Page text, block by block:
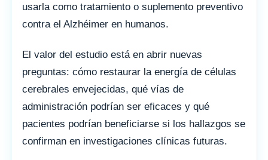
usarla como tratamiento o suplemento preventivo
contra el Alzhéimer en humanos.
El valor del estudio está en abrir nuevas
preguntas: cómo restaurar la energía de células
cerebrales envejecidas, qué vías de
administración podrían ser eficaces y qué
pacientes podrían beneficiarse si los hallazgos se
confirman en investigaciones clínicas futuras.